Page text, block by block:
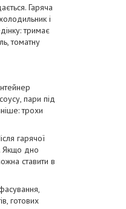
Гаряча
і
тримає
томатну
пари під
трохи
гарячої
Якщо дно
ставити в
готових